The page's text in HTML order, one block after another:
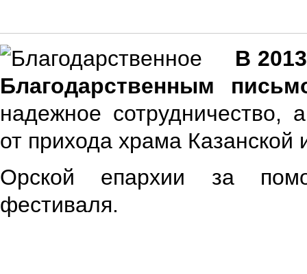
В
Благодарственным
надежное сотрудничество,
от прихода храма
Орской епархии за
фестиваля.